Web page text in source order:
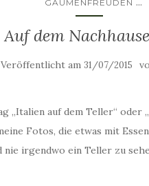
GAUMENFREUDEN
Auf dem
Veröffentlicht am 31/07/2015
auf dem Teller“ oder
Fotos, die etwas mit
nie irgendwo ein Teller zu